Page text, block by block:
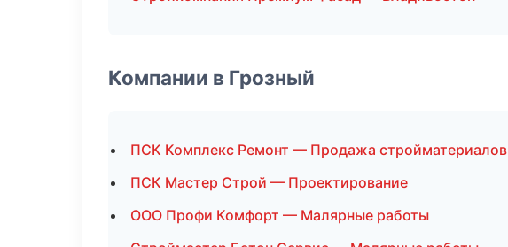
Компании в Грозный
ПСК Комплекс Ремонт — Продажа стройматериалов
ПСК Мастер Строй — Проектирование
ООО Профи Комфорт — Малярные работы